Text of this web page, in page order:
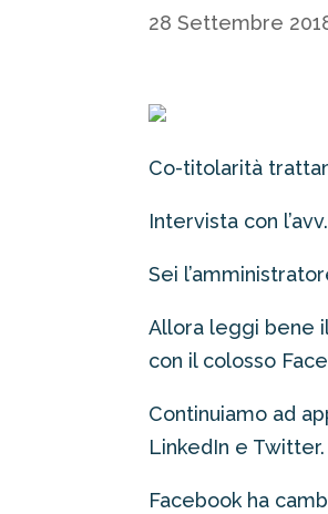
28 Settembre
Co-titolarità
Intervista con
Sei
Allora leggi bene
con il colosso
Continuiamo ad
LinkedIn e Twitter.
Facebook ha